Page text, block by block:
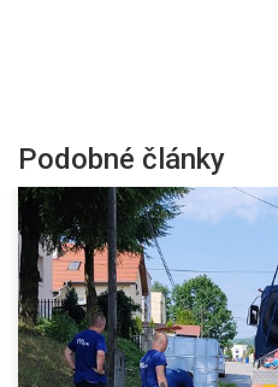
Podobné články